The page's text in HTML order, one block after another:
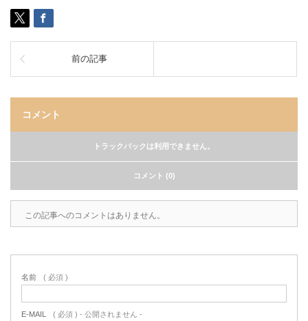
前の記事
コメント
トラックバックは利用できません。
コメント (0)
この記事へのコメントはありません。
名前 ( 必須 )
E-MAIL ( 必須 ) - 公開されません -